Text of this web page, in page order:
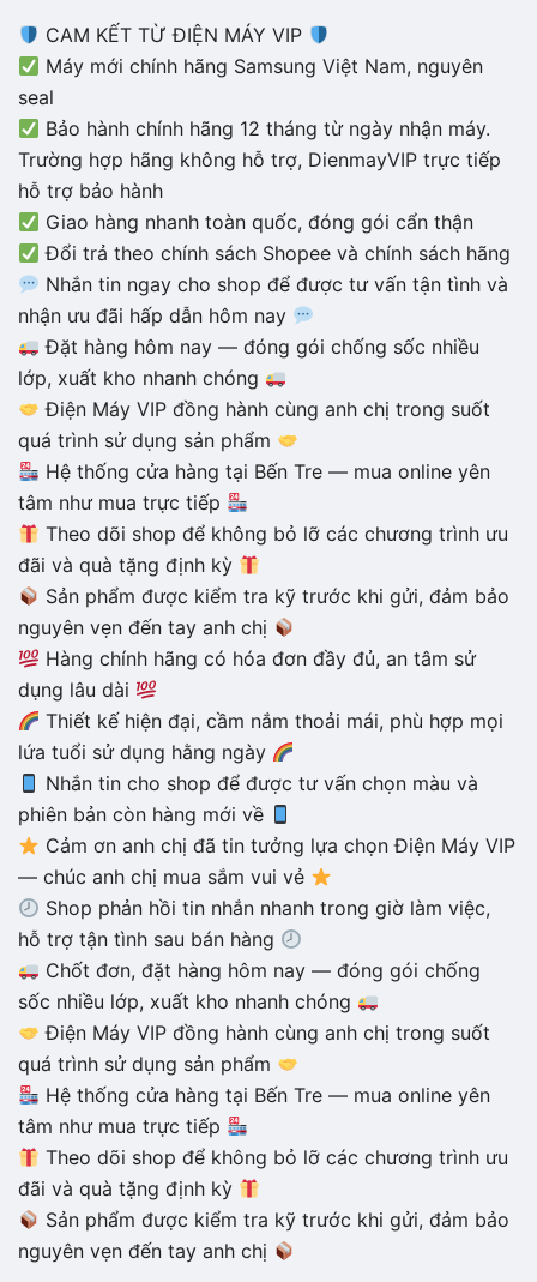
CAM KẾT TỪ ĐIỆN MÁY VIP
Máy mới chính hãng Samsung Việt Nam, nguyên
seal
Bảo hành chính hãng 12 tháng từ ngày nhận máy.
Trường hợp hãng không hỗ trợ, DienmayVIP trực tiếp
hỗ trợ bảo hành
Giao hàng nhanh toàn quốc, đóng gói cẩn thận
Đổi trả theo chính sách Shopee và chính sách hãng
Nhắn tin ngay cho shop để được tư vấn tận tình và
nhận ưu đãi hấp dẫn hôm nay
Đặt hàng hôm nay — đóng gói chống sốc nhiều
lớp, xuất kho nhanh chóng
Điện Máy VIP đồng hành cùng anh chị trong suốt
quá trình sử dụng sản phẩm
Hệ thống cửa hàng tại Bến Tre — mua online yên
tâm như mua trực tiếp
Theo dõi shop để không bỏ lỡ các chương trình ưu
đãi và quà tặng định kỳ
Sản phẩm được kiểm tra kỹ trước khi gửi, đảm bảo
nguyên vẹn đến tay anh chị
Hàng chính hãng có hóa đơn đầy đủ, an tâm sử
dụng lâu dài
Thiết kế hiện đại, cầm nắm thoải mái, phù hợp mọi
lứa tuổi sử dụng hằng ngày
Nhắn tin cho shop để được tư vấn chọn màu và
phiên bản còn hàng mới về
Cảm ơn anh chị đã tin tưởng lựa chọn Điện Máy VIP
— chúc anh chị mua sắm vui vẻ
Shop phản hồi tin nhắn nhanh trong giờ làm việc,
hỗ trợ tận tình sau bán hàng
Chốt đơn, đặt hàng hôm nay — đóng gói chống
sốc nhiều lớp, xuất kho nhanh chóng
Điện Máy VIP đồng hành cùng anh chị trong suốt
quá trình sử dụng sản phẩm
Hệ thống cửa hàng tại Bến Tre — mua online yên
tâm như mua trực tiếp
Theo dõi shop để không bỏ lỡ các chương trình ưu
đãi và quà tặng định kỳ
Sản phẩm được kiểm tra kỹ trước khi gửi, đảm bảo
nguyên vẹn đến tay anh chị